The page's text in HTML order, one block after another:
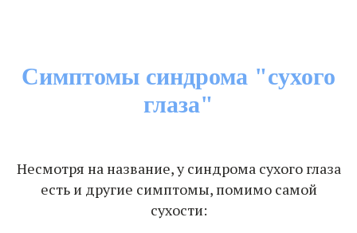
Симптомы синдрома "сухого
глаза"
Несмотря на название, у синдрома сухого глаза
есть и другие симптомы, помимо самой
сухости: